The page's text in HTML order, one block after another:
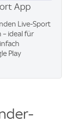
App
Live-Sport
ideal für
Play